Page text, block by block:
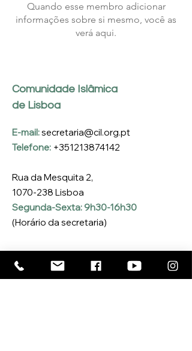
Quando esse membro adicionar
informações sobre si mesmo, você as
verá aqui.
Comunidade Islâmica
de Lisboa
E-mail:secretaria@cil.org.pt
Telefone: +351213874142
Rua da Mesquita 2,
1070-238 Lisboa
Segunda-Sexta: 9h30-16h30
(Horário da secretaria)
Inscreva-se na nossa
Newsletter